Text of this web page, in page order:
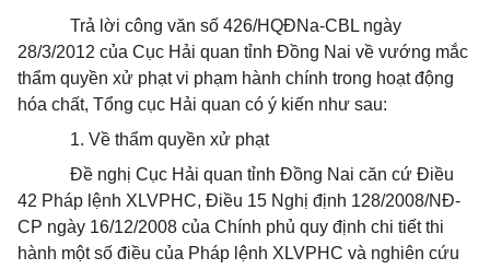
Trả lời công văn số 426/HQĐNa-CBL ngày
28/3/2012 của Cục Hải quan tỉnh Đồng Nai về vướng mắc
thẩm quyền xử phạt vi phạm hành chính trong hoạt động
hóa chất, Tổng cục Hải quan có ý kiến như sau:
1. Về thẩm quyền xử phạt
Đề nghị Cục Hải quan tỉnh Đồng Nai căn cứ Điều
42 Pháp lệnh XLVPHC, Điều 15 Nghị định 128/2008/NĐ-
CP ngày 16/12/2008 của Chính phủ quy định chi tiết thi
hành một số điều của Pháp lệnh XLVPHC và nghiên cứu